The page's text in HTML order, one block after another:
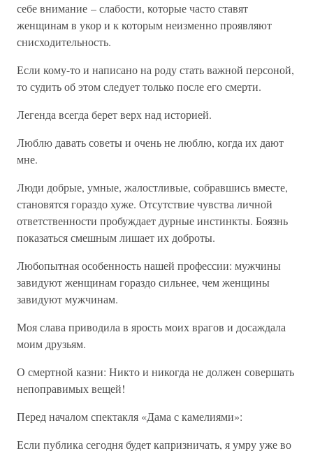
себе внимание – слабости, которые часто ставят
женщинам в укор и к которым неизменно проявляют
снисходительность.
Если кому-то и написано на роду стать важной персоной,
то судить об этом следует только после его смерти.
Легенда всегда берет верх над историей.
Люблю давать советы и очень не люблю, когда их дают
мне.
Люди добрые, умные, жалостливые, собравшись вместе,
становятся гораздо хуже. Отсутствие чувства личной
ответственности пробуждает дурные инстинкты. Боязнь
показаться смешным лишает их доброты.
Любопытная особенность нашей профессии: мужчины
завидуют женщинам гораздо сильнее, чем женщины
завидуют мужчинам.
Моя слава приводила в ярость моих врагов и досаждала
моим друзьям.
О смертной казни: Никто и никогда не должен совершать
непоправимых вещей!
Перед началом спектакля «Дама с камелиями»:
Если публика сегодня будет капризничать, я умру уже во